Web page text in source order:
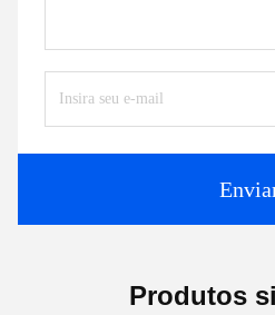
Produtos